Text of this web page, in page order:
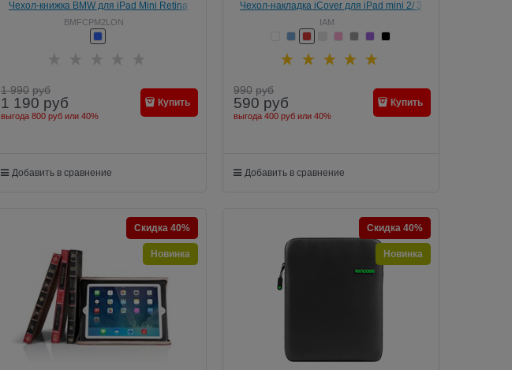
Чехол-книжка BMW для iPad Mini Retina
Logo Signature Blue (Цвет: Синий)
BMFCPM2LON
1 990 руб
1 190 руб
выгода 800 рубили 40%
Купить
Добавить в сравнение
Чехол-накладка iCover для iPad mini 2/ 3
IAM
990 руб
590 руб
выгода 400 рубили 40%
Купить
Добавить в сравнение
Скидка 40%
Новинка
Скидка 40%
Новинка